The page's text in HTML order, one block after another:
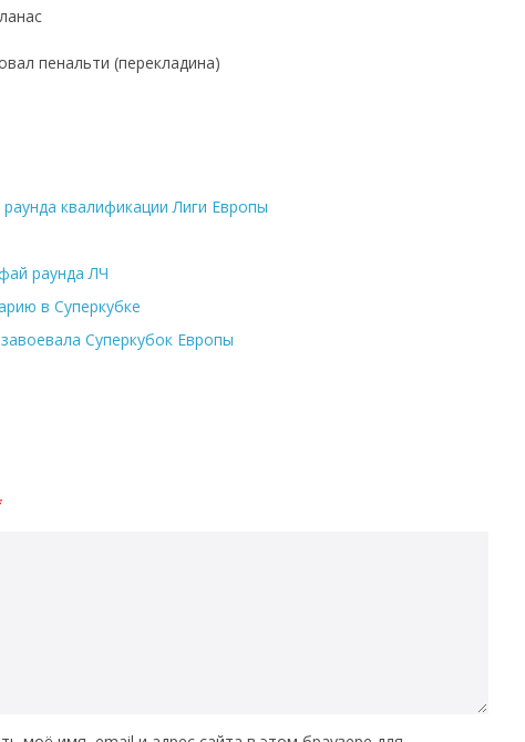
пенальти (перекладина)
квалификации Лиги Европы
раунда ЛЧ
в Суперкубке
Суперкубок Европы